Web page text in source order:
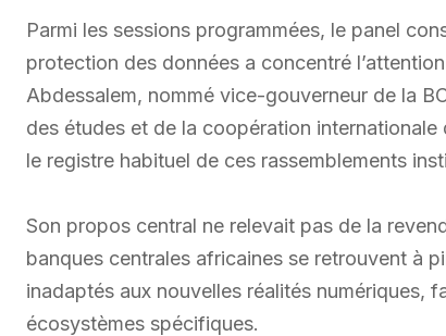
Parmi les sessions programmées, le panel
protection des données a concentré
Abdessalem, nommé vice-gouverneur de la
des études et de la coopération
le registre habituel de ces rassemblements
Son propos central ne relevait pas de la
banques centrales africaines se retrouvent à
inadaptés aux nouvelles réalités numériques,
écosystèmes spécifiques.